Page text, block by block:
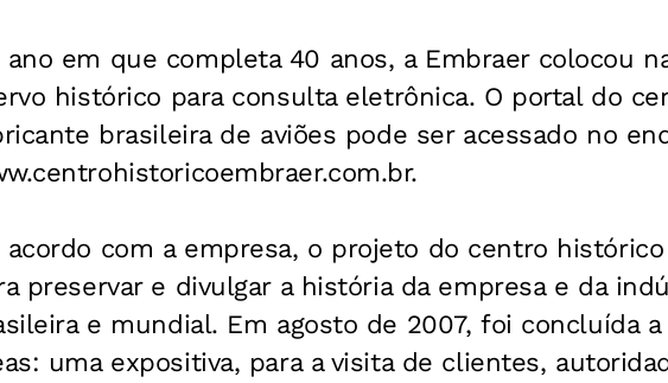
ano em que completa 40 anos, a Embraer colocou
histórico para consulta eletrônica. O portal do
brasileira de aviões pode ser acessado no
acordo com a empresa, o projeto do centro
preservar e divulgar a história da empresa e da
e mundial. Em agosto de 2007, foi concluída
uma expositiva, para a visita de clientes,